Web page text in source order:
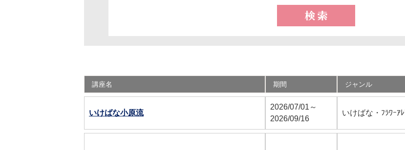
講座名 期間 ジャンル
いけばな小原流
2026/07/01～
2026/09/16
いけばな・ﾌﾗﾜｰｱﾚ